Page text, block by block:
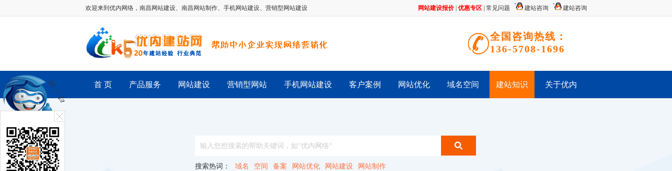
欢迎来到优内网络， 南昌网站建设、 南昌网站制作、 手机网站建设、 营销型网站建设 网站建设报价| 优惠专区| 常见问题 建站咨询 建站咨询
全国咨询热线：
136-5708-1696
首 页 产品服务 网站建设 营销型网站 手机网站建设 客户案例 网站优化 域名空间 建站知识 关于优内
搜索热词： 域名 空间 备案 网站优化 网站建设 网站制作